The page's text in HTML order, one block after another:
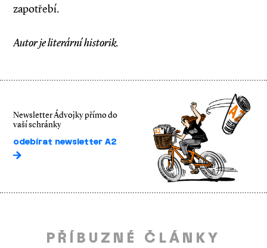
zapotřebí.
Autor je literární historik.
Newsletter Ádvojky přímo do
vaší schránky
odebírat newsletter A2
PŘÍBUZNÉ ČLÁNKY